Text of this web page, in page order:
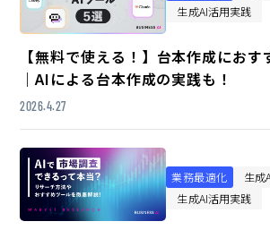
生成AI活用実践
【無料で使える！】台本作成にお
｜AIによる台本作成の実践も！
2026.4.27
業務最適化
生成
生成AI活用実践